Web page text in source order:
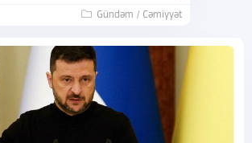
Gündəm / Cəmiyyət